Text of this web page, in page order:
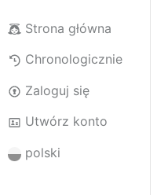
Strona główna
Chronologicznie
Zaloguj się
Utwórz konto
polski